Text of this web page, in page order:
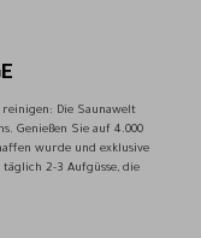
Die Saunawelt
Genießen Sie auf 4.000
wurde und exklusive
2-3 Aufgüsse, die